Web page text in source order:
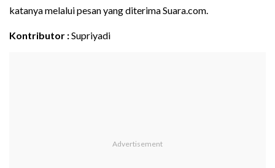
katanya melalui pesan yang diterima Suara.com.
Kontributor :Supriyadi